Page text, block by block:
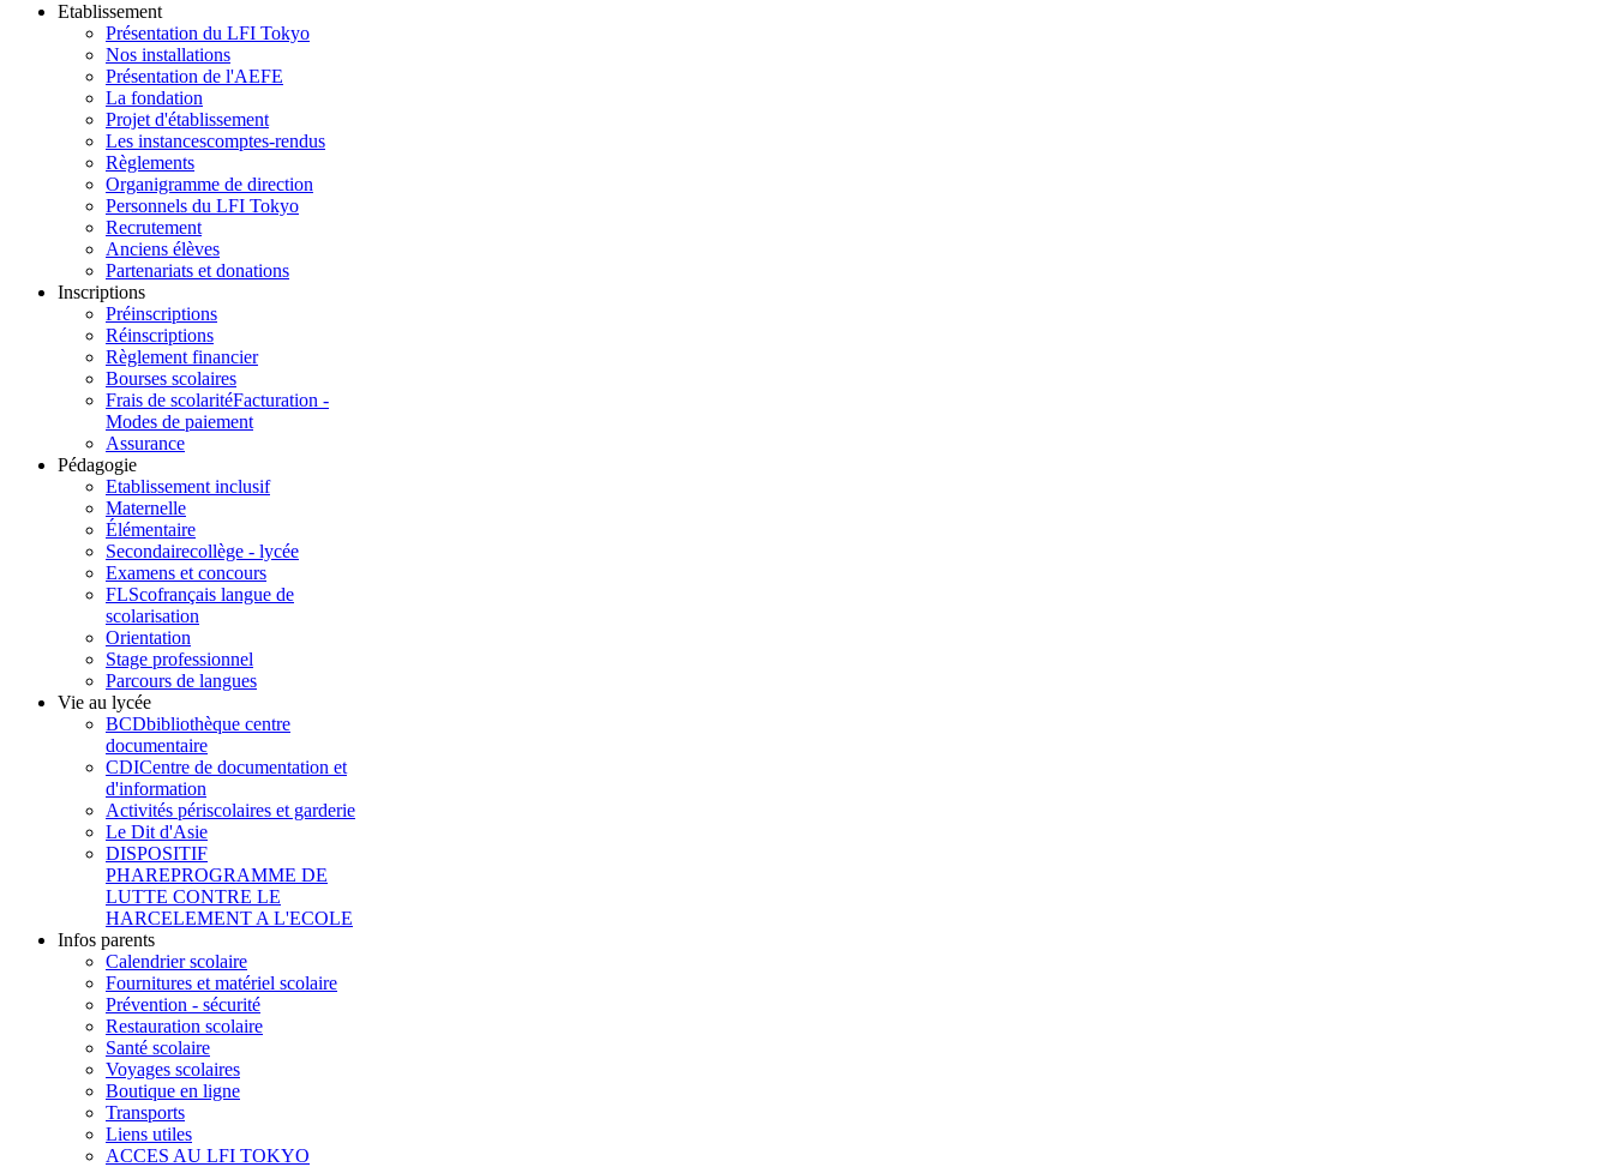
Etablissement
Présentation du LFI Tokyo
Nos installations
Présentation de l'AEFE
La fondation
Projet d'établissement
Les instancescomptes-rendus
Règlements
Organigramme de direction
Personnels du LFI Tokyo
Recrutement
Anciens élèves
Partenariats et donations
Inscriptions
Préinscriptions
Réinscriptions
Règlement financier
Bourses scolaires
Frais de scolaritéFacturation -
Modes de paiement
Assurance
Pédagogie
Etablissement inclusif
Maternelle
Élémentaire
Secondairecollège - lycée
Examens et concours
FLScofrançais langue de
scolarisation
Orientation
Stage professionnel
Parcours de langues
Vie au lycée
BCDbibliothèque centre
documentaire
CDICentre de documentation et
d'information
Activités périscolaires et garderie
Le Dit d'Asie
DISPOSITIF
PHAREPROGRAMME DE
LUTTE CONTRE LE
HARCELEMENT A L'ECOLE
Infos parents
Calendrier scolaire
Fournitures et matériel scolaire
Prévention - sécurité
Restauration scolaire
Santé scolaire
Voyages scolaires
Boutique en ligne
Transports
Liens utiles
ACCES AU LFI TOKYO